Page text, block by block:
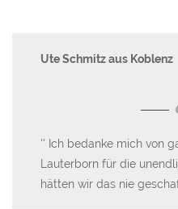
Ute Schmitz aus Koblenz
Ich bedanke mich von
Lauterborn für die
hätten wir das nie